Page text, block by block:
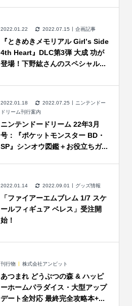
2022.01.22 2022.07.15 企画記事
『ときめきメモリアル Girlʼs Side
4th Heart』DLC第3弾 大成 功が
登場！下野紘さんのスペシャル...
2022.01.18 2022.07.25
ニンテンドー
ドリーム刊行案内
ニンテンドードリーム 22年3月
号：『ポケットモンスター BD・
SP』シンオウ図鑑＋お役立ちガ...
2022.01.14 2022.09.01 グッズ情報
「ファイアーエムブレム 1/7 スケ
ールフィギュア ベレス」受注開
始！
刊行物 株式会社アンビット
あつまれ どうぶつの森 & ハッピ
ーホームパラダイス・大型アップ
デート全対応 最終完全攻略本+...